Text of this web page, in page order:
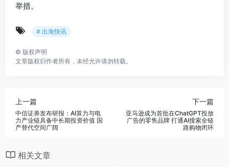
举措。
# 出海快讯
© 版权声明
文章版权归作者所有，未经允许请勿转载。
上一篇
中信证券发布研报：AI算力与电
力产业链具备中长期投资价值 国
产替代空间广阔
下一篇
亚马逊成为首批在ChatGPT投放
广告的零售品牌 打通AI搜索全链
路购物闭环
相关文章